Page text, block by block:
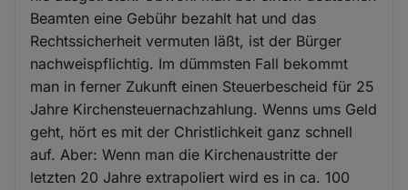
Beamten eine Gebühr bezahlt hat und das
Rechtssicherheit vermuten läßt, ist der Bürger
nachweispflichtig. Im dümmsten Fall bekommt
man in ferner Zukunft einen Steuerbescheid für 25
Jahre Kirchensteuernachzahlung. Wenns ums Geld
geht, hört es mit der Christlichkeit ganz schnell
auf. Aber: Wenn man die Kirchenaustritte der
letzten 20 Jahre extrapoliert wird es in ca. 100